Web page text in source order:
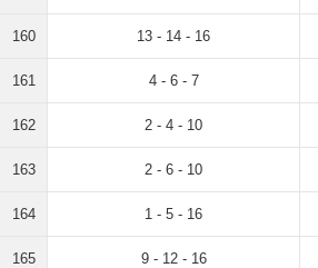
160 13 - 14 - 16
161 4 - 6 - 7
162 2 - 4 - 10
163 2 - 6 - 10
164 1 - 5 - 16
165 9 - 12 - 16